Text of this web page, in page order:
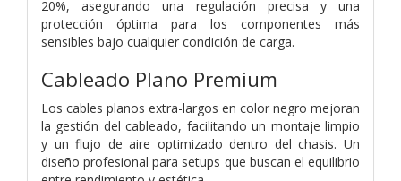
20%, asegurando una regulación precisa y una
protección óptima para los componentes más
sensibles bajo cualquier condición de carga.
Cableado Plano Premium
Los cables planos extra-largos en color negro mejoran
la gestión del cableado, facilitando un montaje limpio
y un flujo de aire optimizado dentro del chasis. Un
diseño profesional para setups que buscan el equilibrio